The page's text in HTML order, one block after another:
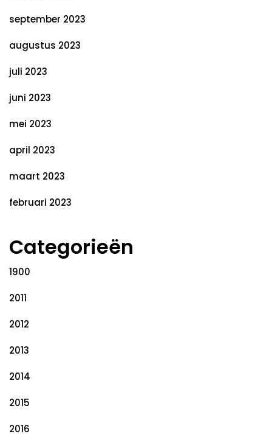
september 2023
augustus 2023
juli 2023
juni 2023
mei 2023
april 2023
maart 2023
februari 2023
Categorieën
1900
2011
2012
2013
2014
2015
2016